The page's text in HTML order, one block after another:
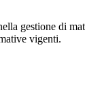
gestione di
vigenti.